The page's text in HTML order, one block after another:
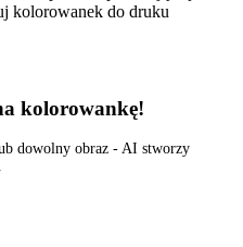
kolorowanek do druku
kolorowankę!
dowolny obraz - AI stworzy